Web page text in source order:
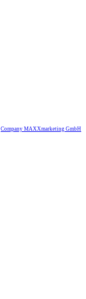
Company MAXXmarketing GmbH